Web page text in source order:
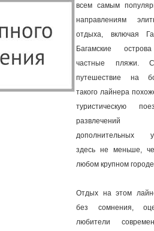
всем самым
направлениям
отдыха, включая
Багамские
частные пляжи.
путешествие на
такого лайнера
туристическую
дополнительных
здесь не меньше,
любом крупном
Отдых на этом
без сомнения,
любители